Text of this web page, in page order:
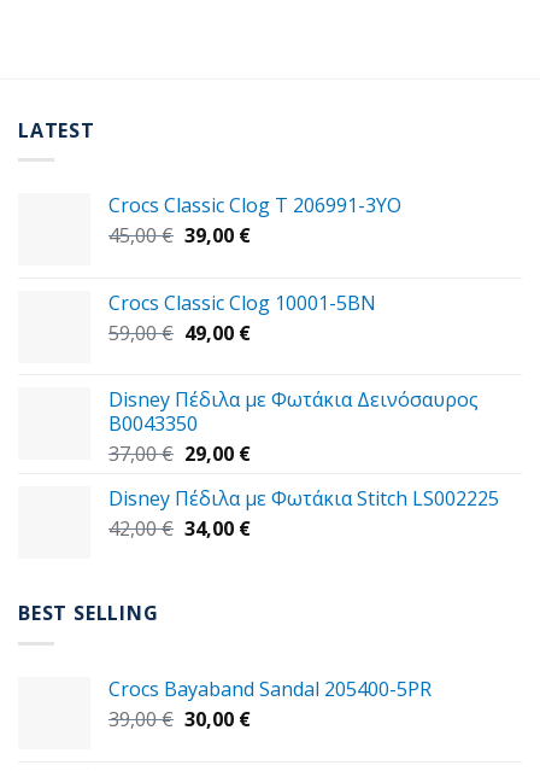
LATEST
Crocs Classic Clog T 206991-3YΟ
45,00€ Original
45,00 €.
39,00 €Η
είναι:
39,00 €.
Crocs Classic Clog 10001-5BN
59,00€ Original
59,00 €.
49,00 €Η
είναι:
Disney Πέδιλα με Φωτάκια Δεινόσαυρος
B0043350
37,00€ Original
was:
37,00 €.
29,00 €Η
τιμή
είναι:
Disney Πέδιλα με Φωτάκια Stitch LS002225
42,00€ Original
34,00 €Η
BEST SELLING
Crocs Bayaband Sandal 205400-5PR
39,00€ Original
30,00 €Η